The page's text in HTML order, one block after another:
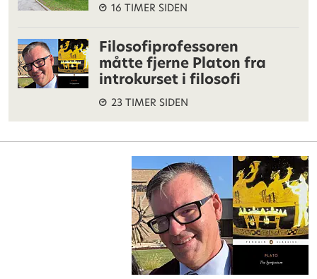
16 TIMER SIDEN
Filosofiprofessoren
måtte fjerne Platon fra
introkurset i filosofi
23 TIMER SIDEN